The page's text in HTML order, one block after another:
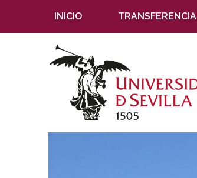
INICIO TRANSFERENCIA